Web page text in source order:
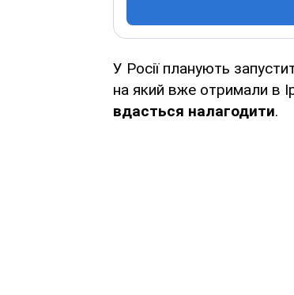
У Росії планують
на який вже отримали в
вдасться налагодити.